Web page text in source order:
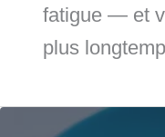
fatigue — et
plus